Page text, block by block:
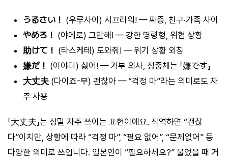
うるさい！ (우루사이) 시끄러워! — 짜증, 친구·가족 사이
やめろ！ (야메로) 그만해! — 강한 명령형, 위협 상황
助けて！ (타스케테) 도와줘! — 위기 상황 외침
嫌だ！ (이야다) 싫어! — 거부 의사, 정중체는 「嫌です」
大丈夫 (다이죠-부) 괜찮아 — “걱정 마”라는 의미로도 자
주 사용
「大丈夫」는 정말 자주 쓰이는 표현이에요. 직역하면 “괜찮
다”이지만, 상황에 따라 “걱정 마”, “필요 없어”, “문제없어” 등
다양한 의미로 쓰입니다. 일본인이 “필요하세요?” 물었을 때 거